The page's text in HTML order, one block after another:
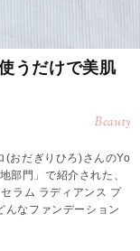
うだけで美肌
Beauty
(おだぎりひろ)さんのYo
部門」で紹介された、
ラム ラディアンス プ
んなファンデーション